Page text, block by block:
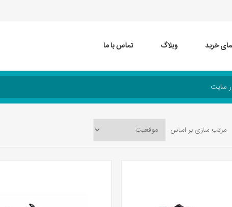
خرید وبلاگ تماس با ما
مرتب سازی بر اساس